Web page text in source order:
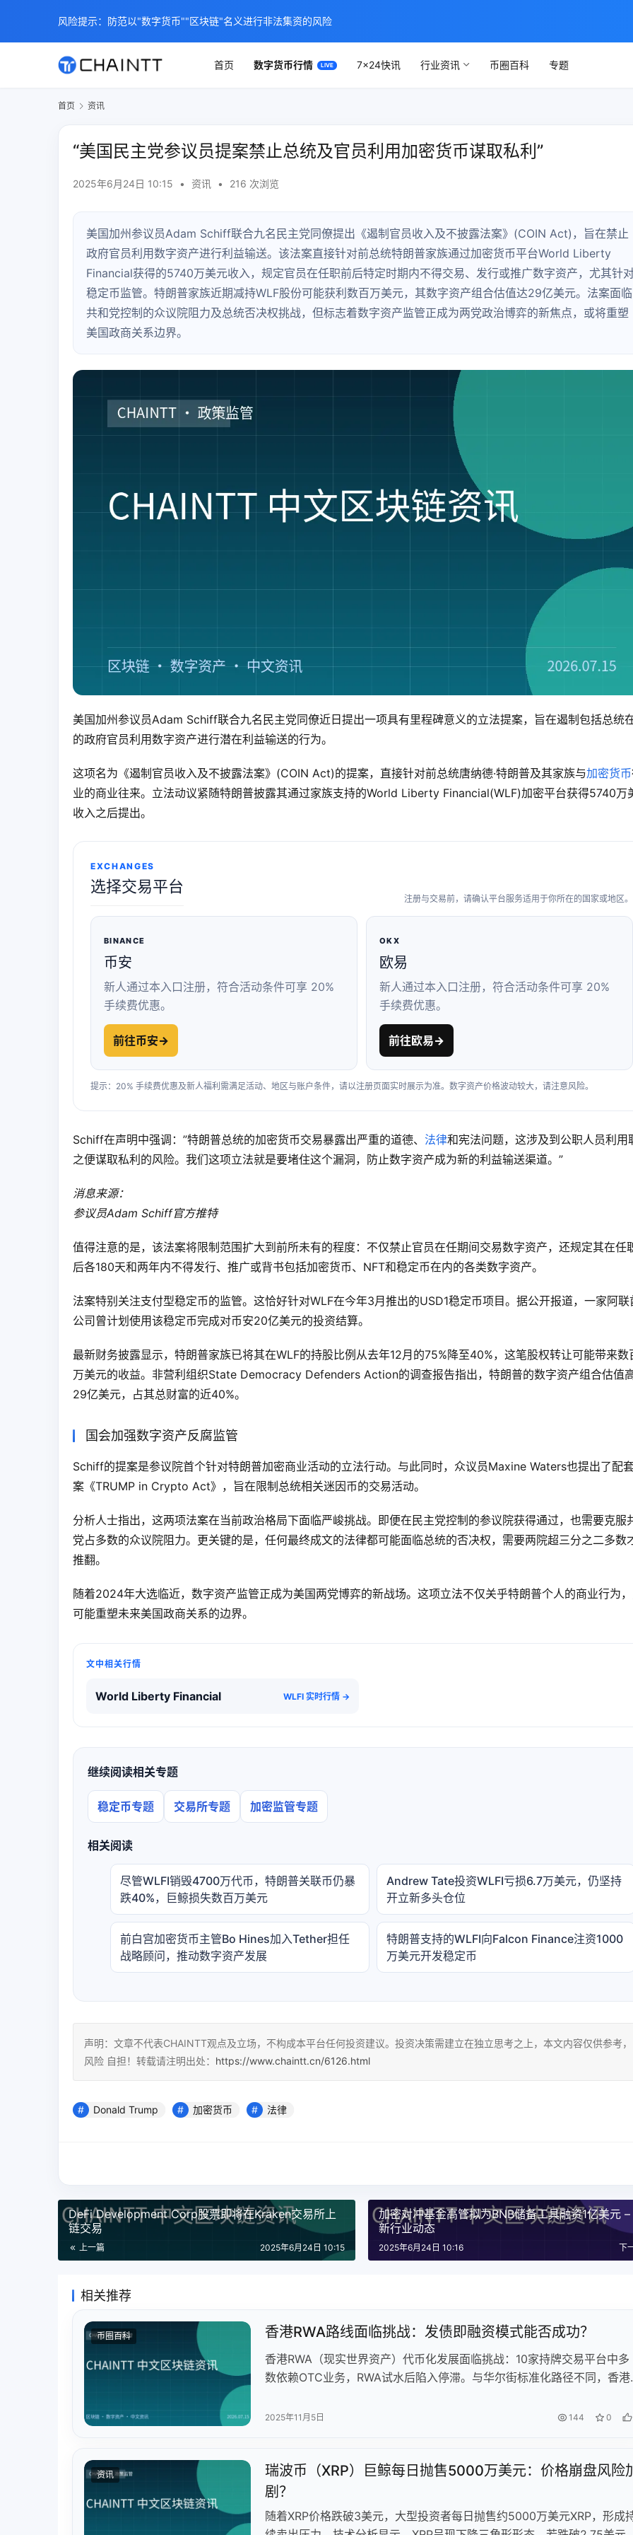
首页 数字货币行情 7×24快讯 行业资讯 币圈百科 专题
首页 资讯
“美国民主党参议员提案禁止总统及官员利用加密货币谋取私利”
2025年6月24日 10:15 • 资讯 • 216 次浏览
美国加州参议员Adam Schiff联合九名民主党同僚提出《遏制官员收入及不披露法案》(COIN Act)，旨在禁止
政府官员利用数字资产进行利益输送。该法案直接针对前总统特朗普家族通过加密货币平台World Liberty
Financial获得的5740万美元收入，规定官员在任职前后特定时期内不得交易、发行或推广数字资产，尤其针
稳定币监管。特朗普家族近期减持WLF股份可能获利数百万美元，其数字资产组合估值达29亿美元。法案面临
共和党控制的众议院阻力及总统否决权挑战，但标志着数字资产监管正成为两党政治博弈的新焦点，或将重塑
美国政商关系边界。
美国加州参议员Adam Schiff联合九名民主党同僚近日提出一项具有里程碑意义的立法提案，旨在遏制包括总统
的政府官员利用数字资产进行潜在利益输送的行为。
这项名为《遏制官员收入及不披露法案》(COIN Act)的提案，直接针对前总统唐纳德·特朗普及其家族与加密货币
业的商业往来。立法动议紧随特朗普披露其通过家族支持的World Liberty Financial(WLF)加密平台获得5740万
收入之后提出。
EXCHANGES
选择交易平台
注册与交易前，请确认平台服务适用于你所在的国家或地区。
BINANCE
币安
新人通过本入口注册，符合活动条件可享 20%
手续费优惠。
前往币安→
OKX
欧易
新人通过本入口注册，符合活动条件可享 20%
手续费优惠。
前往欧易→
提示：20% 手续费优惠及新人福利需满足活动、地区与账户条件，请以注册页面实时展示为准。数字资产价格波动较大，请注意风险。
Schiff在声明中强调：”特朗普总统的加密货币交易暴露出严重的道德、 法律和宪法问题，这涉及到公职人员利用
之便谋取私利的风险。我们这项立法就是要堵住这个漏洞，防止数字资产成为新的利益输送渠道。”
消息来源：
参议员Adam Schiff官方推特
值得注意的是，该法案将限制范围扩大到前所未有的程度：不仅禁止官员在任期间交易数字资产，还规定其在任
后各180天和两年内不得发行、推广或背书包括加密货币、NFT和稳定币在内的各类数字资产。
法案特别关注支付型稳定币的监管。这恰好针对WLF在今年3月推出的USD1稳定币项目。据公开报道，一家阿联
公司曾计划使用该稳定币完成对币安20亿美元的投资结算。
最新财务披露显示，特朗普家族已将其在WLF的持股比例从去年12月的75%降至40%，这笔股权转让可能带来数
万美元的收益。非营利组织State Democracy Defenders Action的调查报告指出，特朗普的数字资产组合估值
29亿美元，占其总财富的近40%。
国会加强数字资产反腐监管
Schiff的提案是参议院首个针对特朗普加密商业活动的立法行动。与此同时，众议员Maxine Waters也提出了配
案《TRUMP in Crypto Act》，旨在限制总统相关迷因币的交易活动。
分析人士指出，这两项法案在当前政治格局下面临严峻挑战。即便在民主党控制的参议院获得通过，也需要克服
党占多数的众议院阻力。更关键的是，任何最终成文的法律都可能面临总统的否决权，需要两院超三分之二多数
推翻。
随着2024年大选临近，数字资产监管正成为美国两党博弈的新战场。这项立法不仅关乎特朗普个人的商业行为
可能重塑未来美国政商关系的边界。
文中相关行情
World Liberty Financial WLFI 实时行情 →
继续阅读相关专题
稳定币专题 交易所专题 加密监管专题
相关阅读
尽管WLFI销毁4700万代币，特朗普关联币仍暴
跌40%，巨鲸损失数百万美元
Andrew Tate投资WLFI亏损6.7万美元，仍坚持
开立新多头仓位
前白宫加密货币主管Bo Hines加入Tether担任
战略顾问，推动数字资产发展
特朗普支持的WLFI向Falcon Finance注资1000
万美元开发稳定币
声明：文章不代表CHAINTT观点及立场，不构成本平台任何投资建议。投资决策需建立在独立思考之上，本文内容仅供参考，
风险 自担！转载请注明出处： https://www.chaintt.cn/6126.html
Donald Trump 加密货币 法律
DeFi Development Corp股票即将在Kraken交易所上
链交易
上一篇 2025年6月24日 10:15
加密对冲基金高管拟为BNB储备工具融资1亿美元 –
新行业动态
下
2025年6月24日 10:16
相关推荐
币圈百科 香港RWA路线面临挑战：发债即融资模式能否成功？
香港RWA（现实世界资产）代币化发展面临挑战：10家持牌交易平台中多
数依赖OTC业务，RWA试水后陷入停滞。与华尔街标准化路径不同，香港
资产池、建立离岸母基金及完善基础设施。核心在于整合内地资产、离岸
算网推动香港成为RWA中心。
2025年11月5日 144 0
资讯
瑞波币（XRP）巨鲸每日抛售5000万美元：价格崩盘风险
剧？
随着XRP价格跌破3美元，大型投资者每日抛售约5000万美元XRP，形成
风险提示：防范以"数字货币""区块链"名义进行非法集资的风险